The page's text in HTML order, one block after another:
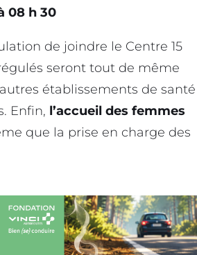
08 h 30
de joindre le Centre 15
seront tout de même
établissements de santé
Enfin, l’accueil des femmes
que la prise en charge des